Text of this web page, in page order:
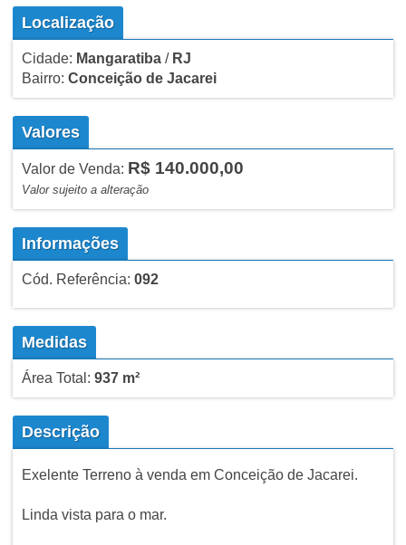
Localização
Cidade: Mangaratiba/ RJ
Bairro: Conceição de Jacarei
Valores
Valor de Venda: R$ 140.000,00
Valor sujeito a alteração
Informações
Cód. Referência: 092
Medidas
Área Total: 937 m²
Descrição
Exelente Terreno à venda em Conceição de Jacarei.
Linda vista para o mar.